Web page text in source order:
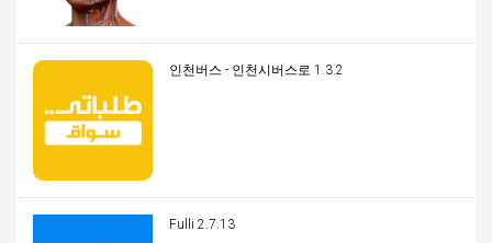
인천버스 - 인천시버스로 1.3.2
Fulli 2.7.13